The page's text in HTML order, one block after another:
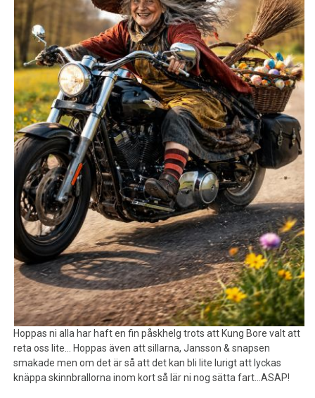
Hoppas ni alla har haft en fin påskhelg trots att Kung Bore valt att
reta oss lite… Hoppas även att sillarna, Jansson & snapsen
smakade men om det är så att det kan bli lite lurigt att lyckas
knäppa skinnbrallorna inom kort så lär ni nog sätta fart…ASAP!